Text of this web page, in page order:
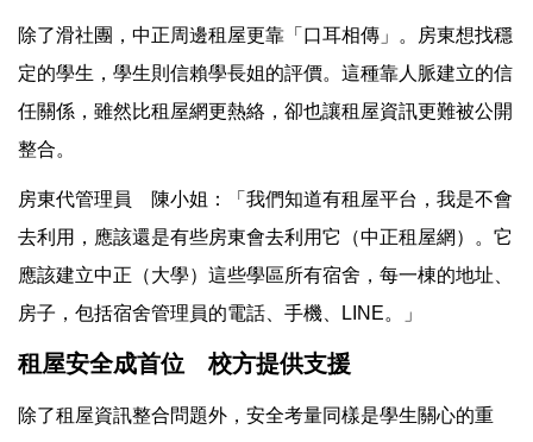
除了滑社團，中正周邊租屋更靠「口耳相傳」。房東想找穩
定的學生，學生則信賴學長姐的評價。這種靠人脈建立的信
任關係，雖然比租屋網更熱絡，卻也讓租屋資訊更難被公開
整合。
房東代管理員 陳小姐：「我們知道有租屋平台，我是不會
去利用，應該還是有些房東會去利用它（中正租屋網）。它
應該建立中正（大學）這些學區所有宿舍，每一棟的地址、
房子，包括宿舍管理員的電話、手機、LINE。」
租屋安全成首位 校方提供支援
除了租屋資訊整合問題外，安全考量同樣是學生關心的重